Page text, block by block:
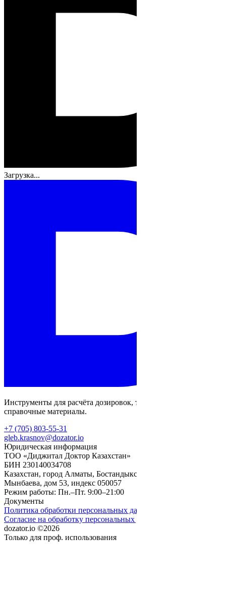
Загрузка...
Инструменты для расчёта дозировок, тестирования и
справочные материалы.
+7 (705) 803-55-31
gleb.krasnov@dozator.io
Юридическая информация
ТОО «Диджитал Доктор Казахстан»
БИН 230140034708
Казахстан, город Алматы, Бостандыкский район, улица
Мынбаева, дом 53, индекс 050057
Режим работы: Пн.–Пт. 9:00–21:00
Документы
Политика обработки персональных данных
Согласие на обработку персональных данных
dozator.io ©2026
Только для проф. использования